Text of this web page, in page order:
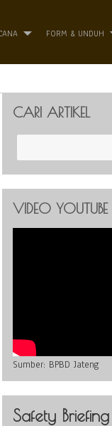
FORM & UNDUH
CARI ARTIKEL
VIDEO YOUTUBE
Sumber: BPBD Jateng
Safety Briefing